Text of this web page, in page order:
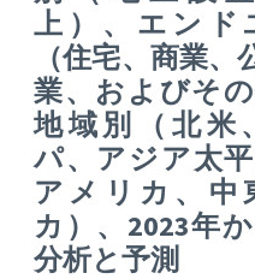
上）、エンド
（住宅、商業
業、およびそ
地域別（北米
パ、アジア太
アメリカ、中
カ）、2023年
分析と予測